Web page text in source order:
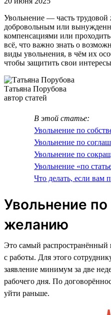
Увольнение — часть
добровольным или
компенсациями или
всё, что важно знать о
виды увольнения, в чём их
чтобы защитить свои
Татьяна Порубова
автор статей
В этой статье:
Увольнение по
Увольнение по
Увольнение по
Увольнение «по
Что делать, если вам
Увольнение
желанию
Это самый распространённый
с работы. Для этого
заявление минимум за две
рабочего дня. По
уйти раньше.